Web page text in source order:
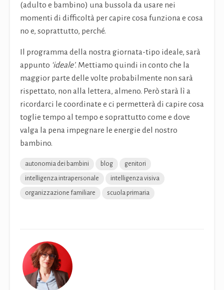
(adulto e bambino) una bussola da usare nei
momenti di difficoltà per capire cosa funziona e cosa
no e, soprattutto, perché.
Il programma della nostra giornata-tipo ideale, sarà
appunto ‘ideale’. Mettiamo quindi in conto che la
maggior parte delle volte probabilmente non sarà
rispettato, non alla lettera, almeno. Però starà lì a
ricordarci le coordinate e ci permetterà di capire cosa
toglie tempo al tempo e soprattutto come e dove
valga la pena impegnare le energie del nostro
bambino.
autonomia dei bambini blog genitori
intelligenza intrapersonale intelligenza visiva
organizzazione familiare scuola primaria